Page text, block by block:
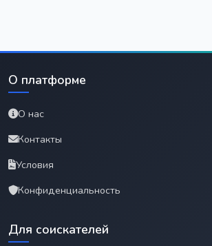
О платформе
О нас
Контакты
Условия
Конфиденциальность
Для соискателей